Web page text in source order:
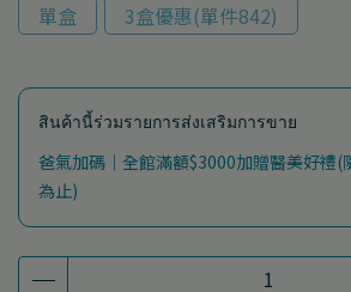
單盒
3盒優惠(單件842)
สินค้านี้ร่วมรายการส่งเสริมการขาย
爸氣加碼｜全館滿額$3000加贈醫美好禮(
為止)